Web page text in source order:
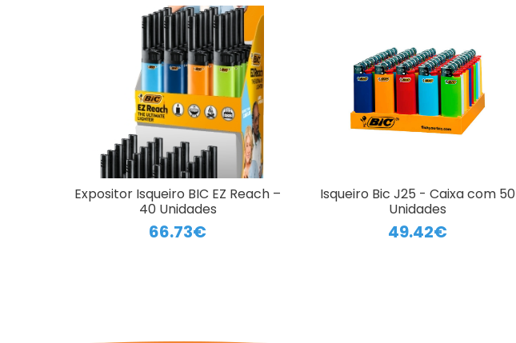
Expositor Isqueiro BIC EZ Reach –
40 Unidades
66.73€
Isqueiro Bic J25 - Caixa com 50
Unidades
49.42€